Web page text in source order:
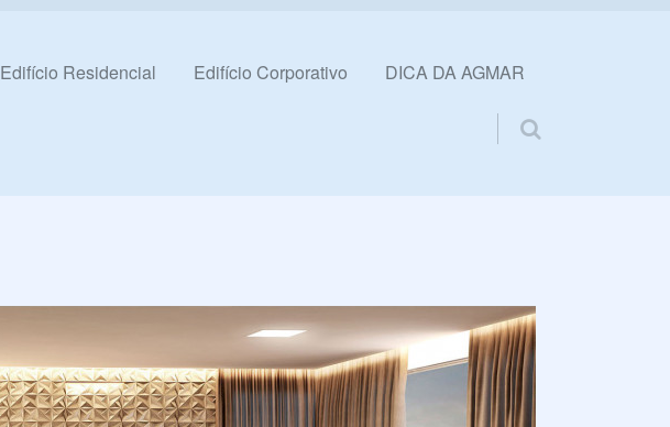
Edifício Residencial Edifício Corporativo DICA DA AGMAR